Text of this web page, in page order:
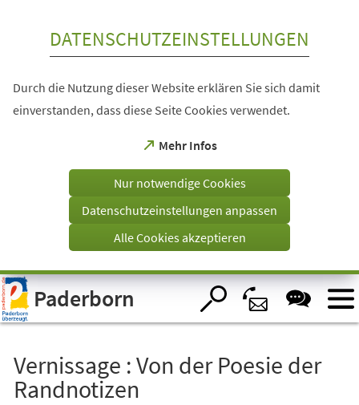
Visuelle
Assistenzsoftware
öffnen.
DATENSCHUTZEINSTELLUNGEN
Durch die Nutzung dieser Website erklären Sie sich damit
einverstanden, dass diese Seite Cookies verwendet.
Mehr Infos
(Öffnet
einem
Tab)
Nur notwendige Cookies
Datenschutzeinstellungen anpassen
Alle Cookies akzeptieren
Paderborn
Vernissage : Von der Poesie der
Randnotizen